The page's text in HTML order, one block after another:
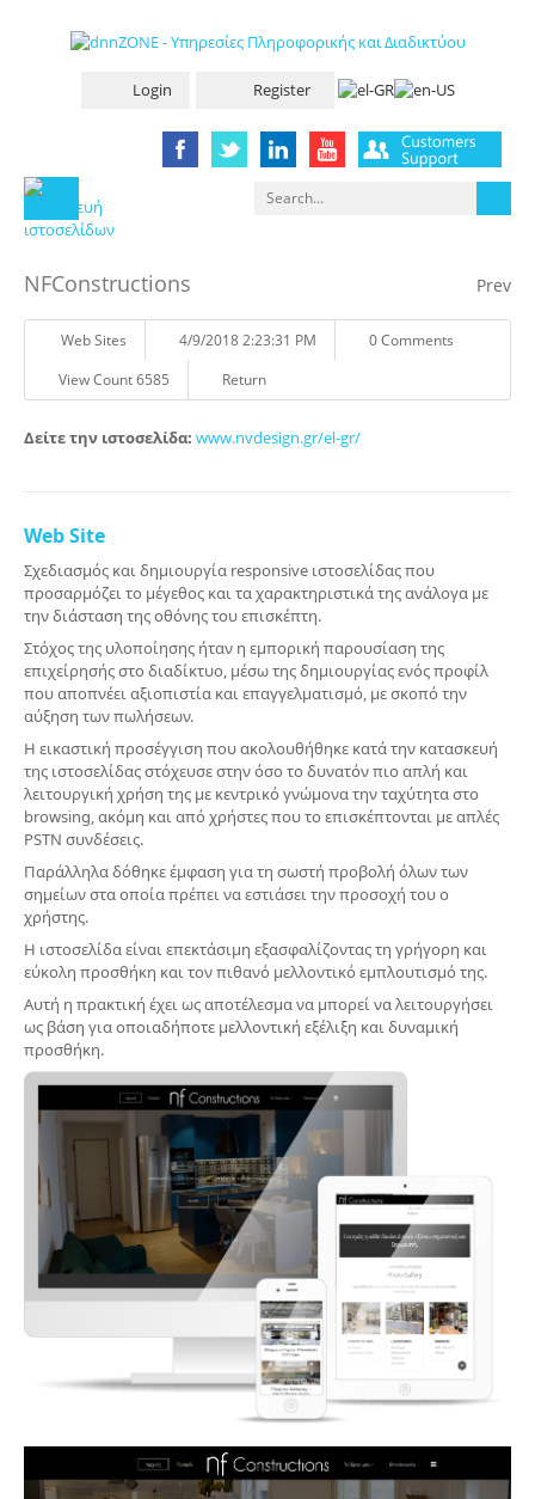
Login Register
Prev
NFConstructions
Web Sites 4/9/2018 2:23:31 PM
0 Comments
View Count 6585
Return
Δείτε την ιστοσελίδα: www.nvdesign.gr/el-gr/
Web Site
Σχεδιασμός και δημιουργία responsive ιστοσελίδας που
προσαρμόζει το μέγεθος και τα χαρακτηριστικά της ανάλογα με
την διάσταση της οθόνης του επισκέπτη.
Στόχος της υλοποίησης ήταν η εμπορική παρουσίαση της
επιχείρησής στο διαδίκτυο, μέσω της δημιουργίας ενός προφίλ
που αποπνέει αξιοπιστία και επαγγελματισμό, με σκοπό την
αύξηση των πωλήσεων.
Η εικαστική προσέγγιση που ακολουθήθηκε κατά την κατασκευή
της ιστοσελίδας στόχευσε στην όσο το δυνατόν πιο απλή και
λειτουργική χρήση της με κεντρικό γνώμονα την ταχύτητα στο
browsing, ακόμη και από χρήστες που το επισκέπτονται με απλές
PSTN συνδέσεις.
Παράλληλα δόθηκε έμφαση για τη σωστή προβολή όλων των
σημείων στα οποία πρέπει να εστιάσει την προσοχή του ο
χρήστης.
Η ιστοσελίδα είναι επεκτάσιμη εξασφαλίζοντας τη γρήγορη και
εύκολη προσθήκη και τον πιθανό μελλοντικό εμπλουτισμό της.
Αυτή η πρακτική έχει ως αποτέλεσμα να μπορεί να λειτουργήσει
ως βάση για οποιαδήποτε μελλοντική εξέλιξη και δυναμική
προσθήκη.